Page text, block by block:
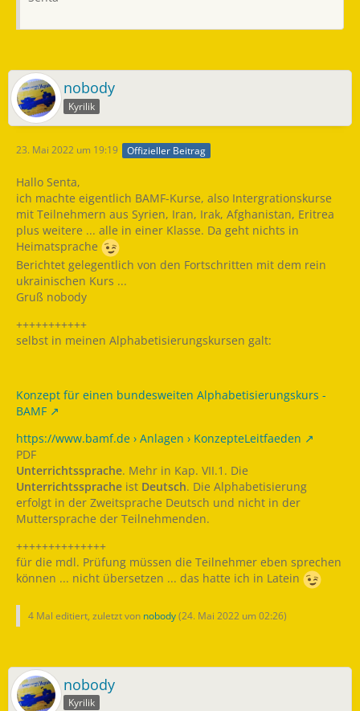
nobody
Kyrilik
23. Mai 2022 um 19:19 Offizieller Beitrag
Hallo Senta,
ich machte eigentlich BAMF-Kurse, also Intergrationskurse
mit Teilnehmern aus Syrien, Iran, Irak, Afghanistan, Eritrea
plus weitere ... alle in einer Klasse. Da geht nichts in
Heimatsprache
Berichtet gelegentlich von den Fortschritten mit dem rein
ukrainischen Kurs ...
Gruß nobody
+++++++++++
selbst in meinen Alphabetisierungskursen galt:
Konzept für einen bundesweiten Alphabetisierungskurs -
BAMF
https://www.bamf.de › Anlagen › KonzepteLeitfaeden
PDF
Unterrichtssprache. Mehr in Kap. VII.1. Die
Unterrichtssprache ist Deutsch. Die Alphabetisierung
erfolgt in der Zweitsprache Deutsch und nicht in der
Muttersprache der Teilnehmenden.
++++++++++++++
für die mdl. Prüfung müssen die Teilnehmer eben sprechen
können ... nicht übersetzen ... das hatte ich in Latein
4 Mal editiert, zuletzt von nobody(24. Mai 2022 um 02:26)
nobody
Kyrilik